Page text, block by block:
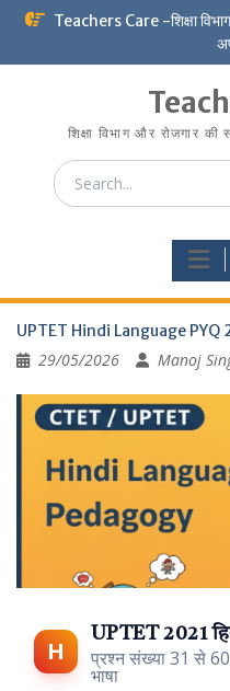
Skip
Teachers Care -शिक्षा
शिक्षा विभाग और रोजगार
Search
for:
UPTET Hindi Language PYQ
29/05/2026 Manoj
H
UPTET 2021
प्रश्न संख्या 31 से 60
भाषा